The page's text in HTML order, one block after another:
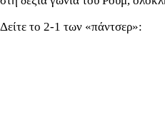
Δείτε το 2-1 των «πάντσερ»: